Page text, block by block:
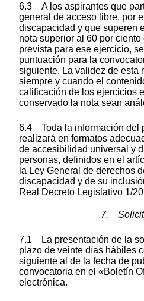
6.3 A los aspirantes que
general de acceso libre, por
discapacidad y que superen
nota superior al 60 por
prevista para ese ejercicio,
puntuación para la
siguiente. La validez de esta
siempre y cuando el
calificación de los ejercicios
conservado la nota sean
6.4 Toda la información del
realizará en formatos
de accesibilidad universal y
personas, definidos en el
la Ley General de derechos
discapacidad y de su
Real Decreto Legislativo 1/
7.
7.1 La presentación de la
plazo de veinte días hábiles
siguiente al de la fecha de
convocatoria en el «Boletín
electrónica.